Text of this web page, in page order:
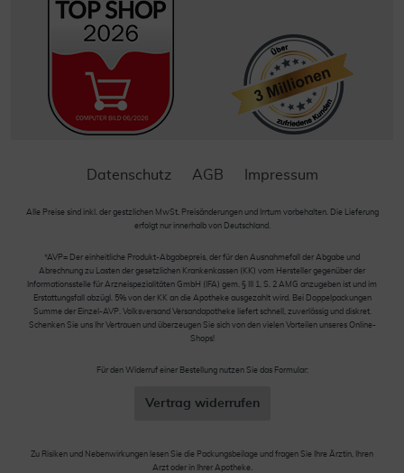
Datenschutz AGB Impressum
Alle Preise sind inkl. der gestzlichen MwSt. Preisänderungen und Irrtum vorbehalten. Die Lieferung
erfolgt nur innerhalb von Deutschland.
*AVP= Der einheitliche Produkt-Abgabepreis, der für den Ausnahmefall der Abgabe und
Abrechnung zu Lasten der gesetzlichen Krankenkassen (KK) vom Hersteller gegenüber der
Informationsstelle für Arzneispezialitäten GmbH (IFA) gem. § III 1, S. 2 AMG anzugeben ist und im
Erstattungsfall abzügl. 5% von der KK an die Apotheke ausgezahlt wird. Bei Doppelpackungen
Summe der Einzel-AVP. Volksversand Versandapotheke liefert schnell, zuverlässig und diskret.
Schenken Sie uns Ihr Vertrauen und überzeugen Sie sich von den vielen Vorteilen unseres Online-
Shops!
Für den Widerruf einer Bestellung nutzen Sie das Formular:
Vertrag widerrufen
Zu Risiken und Nebenwirkungen lesen Sie die Packungsbeilage und fragen Sie Ihre Ärztin, Ihren
Arzt oder in Ihrer Apotheke.